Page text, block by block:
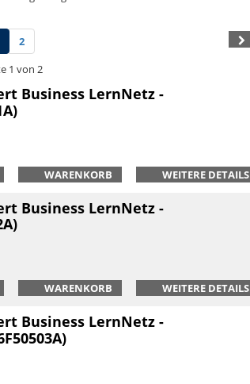
2
1 von 2
Business LernNetz -
WARENKORB WEITERE DETAILS
Business LernNetz -
WARENKORB WEITERE DETAILS
Business LernNetz -